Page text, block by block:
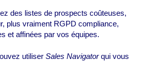
des listes de prospects coûteuses,
plus vraiment RGPD compliance,
et affinées par vos équipes.
utiliser Sales Navigatorqui vous